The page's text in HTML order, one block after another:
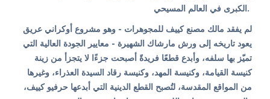
الكبرى في العالم المسيحي.
لم يفقد مالك مصنع كييف للمجوهرات - وهو مشروع أوكراني عريق
يعود تاريخه إلى ورش مارشاك الشهيرة - معايير الجودة العالية التي
تميّز بها سلفه، وأبدع قطعًا فريدةً أصبحت جزءًا لا يتجزأ من زينة
كنيسة القيامة، وكنيسة المهد، وكنيسة رقاد السيدة العذراء، وغيرها
من المواقع المقدسة، لتُصبح القطع الدينية التي أبدعها حرفيو كييف،